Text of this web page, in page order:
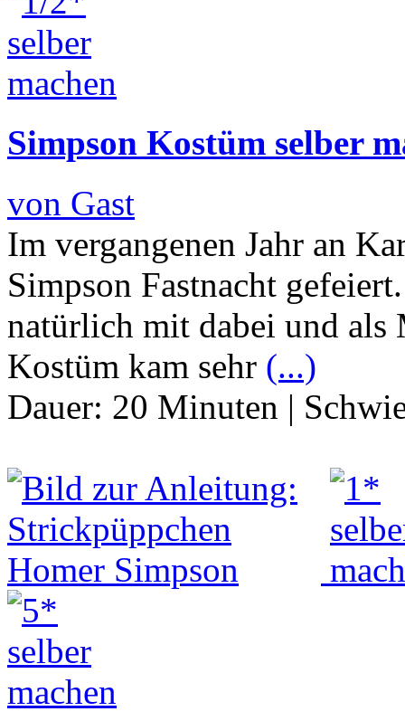
Simpson Kostüm selber
von Gast
Im vergangenen Jahr an
Simpson Fastnacht
natürlich mit dabei und als
Kostüm kam sehr (...)
Dauer: 20 Minuten |